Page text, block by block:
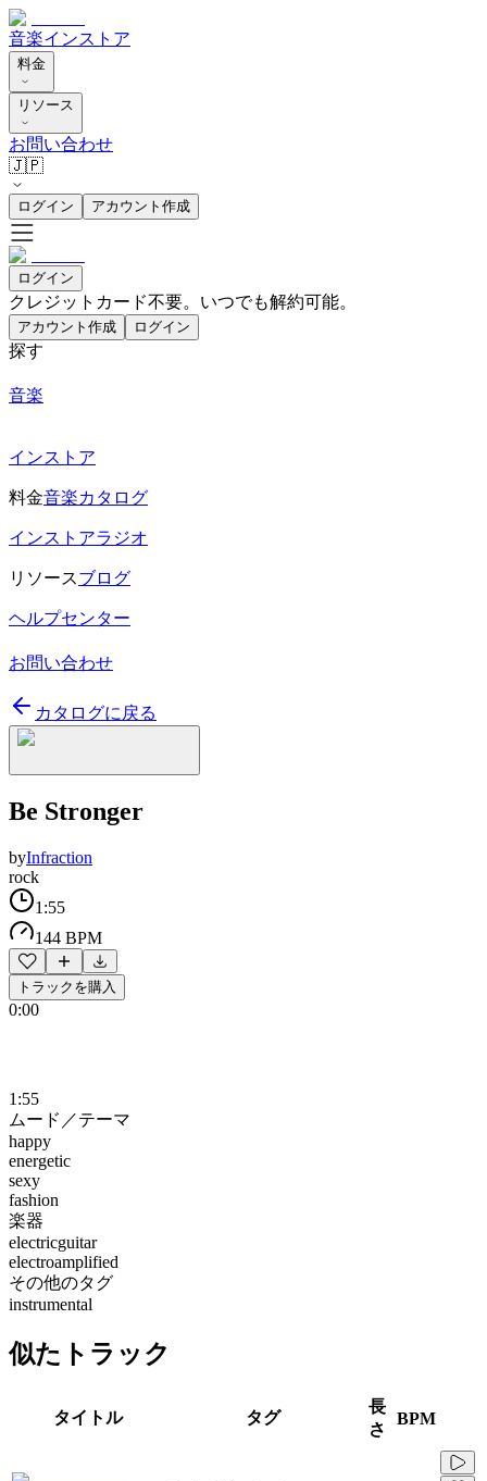
音楽インストア
料金
リソース
お問い合わせ
🇯🇵
ログイン アカウント作成
ログイン
クレジットカード不要。いつでも解約可能。
アカウント作成 ログイン
探す
音楽
インストア
料金音楽カタログ
インストアラジオ
リソースブログ
ヘルプセンター
お問い合わせ
カタログに戻る
Be Stronger
byInfraction
rock
1:55
144 BPM
トラックを購入
0:00
1:55
ムード／テーマ
happy
energetic
sexy
fashion
楽器
electricguitar
electroamplified
その他のタグ
instrumental
似たトラック
タイトル タグ
長
さ
BPM